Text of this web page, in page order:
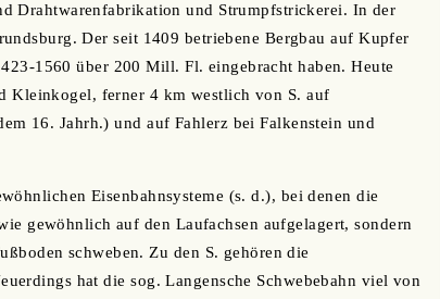
Drahtwarenfabrikation und Strumpfstrickerei. In der
Der seit 1409 betriebene Bergbau auf Kupfer
1560 über 200 Mill. Fl. eingebracht haben. Heute
Kleinkogel, ferner 4 km westlich von S. auf
16. Jahrh.) und auf Fahlerz bei Falkenstein und
Eisenbahnsysteme (s. d.), bei denen die
gewöhnlich auf den Laufachsen aufgelagert, sondern
schweben. Zu den S. gehören die
hat die sog. Langensche Schwebebahn viel von